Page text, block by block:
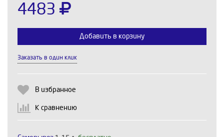
4483
Добавить в корзину
Заказать в один клик
В избранное
К сравнению